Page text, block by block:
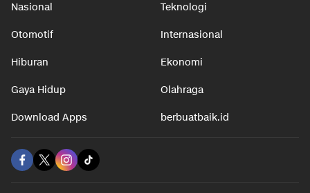
Nasional Teknologi
Otomotif Internasional
Hiburan Ekonomi
Gaya Hidup Olahraga
Download Apps berbuatbaik.id